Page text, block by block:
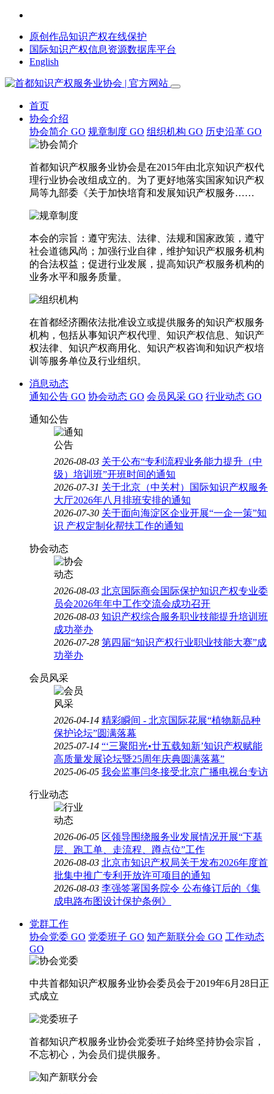
原创作品知识产权在线保护
国际知识产权信息资源数据库平台
English
首页
协会介绍
协会简介 GO 规章制度 GO 组织机构 GO 历史沿革 GO
首都知识产权服务业协会是在2015年由北京知识产权代
理行业协会改组成立的。为了更好地落实国家知识产权
局等九部委《关于加快培育和发展知识产权服务……
本会的宗旨：遵守宪法、法律、法规和国家政策，遵守
社会道德风尚；加强行业自律，维护知识产权服务机构
的合法权益；促进行业发展，提高知识产权服务机构的
业务水平和服务质量。
在首都经济圈依法批准设立或提供服务的知识产权服务
机构，包括从事知识产权代理、知识产权信息、知识产
权法律、知识产权商用化、知识产权咨询和知识产权培
训等服务单位及行业组织。
消息动态
通知公告 GO 协会动态 GO 会员风采 GO 行业动态 GO
通知公告
2026-08-03 关于公布“专利流程业务能力提升（中
级）培训班”开班时间的通知
2026-07-31 关于北京（中关村）国际知识产权服务
大厅2026年八月排班安排的通知
2026-07-30 关于面向海淀区企业开展“一企一策”知
识 产权定制化帮扶工作的通知
协会动态
2026-08-03 北京国际商会国际保护知识产权专业委
员会2026年年中工作交流会成功召开
2026-08-03 知识产权综合服务职业技能提升培训班
成功举办
2026-07-28 第四届“知识产权行业职业技能大赛”成
功举办
会员风采
2026-04-14 精彩瞬间 - 北京国际花展“植物新品种
保护论坛”圆满落幕
2025-07-14 “‘三聚阳光•廿五载知新’知识产权赋能
高质量发展论坛暨25周年庆典圆满落幕”
2025-06-05 我会监事闫冬接受北京广播电视台专访
行业动态
2026-06-05 区领导围绕服务业发展情况开展“下基
层、跑工单、走流程、蹲点位”工作
2026-08-03 北京市知识产权局关于发布2026年度首
批集中推广专利开放许可项目的通知
2026-08-03 李强签署国务院令 公布修订后的《集
成电路布图设计保护条例》
党群工作
协会党委 GO 党委班子 GO 知产新联分会 GO 工作动态
GO
中共首都知识产权服务业协会委员会于2019年6月28日正
式成立
首都知识产权服务业协会党委班子始终坚持协会宗旨，
不忘初心，为会员们提供服务。